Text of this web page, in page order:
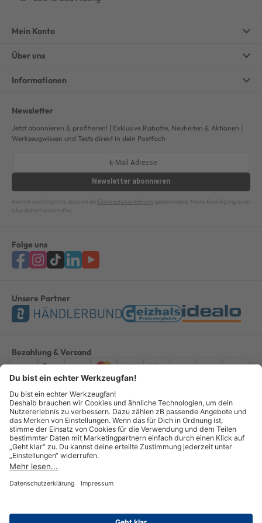
Mein Konto
Über uns
Informationen
Newsletter
Jetzt abonnieren & profitieren! | Exklusive Rabatte, Neuheiten & Aktionen |
Werkzeugwissen und Tests direkt in dein Postfach
Newsletter abonnieren
Hiermit bestätige ich, dass ich die Datenschutzerklärung gelesen habe. Meine Einwilligung kann
ich jederzeit widerrufen.
Folge uns
Unsere Partner
Bezahlung & Versand
ImpressumAGBDatenschutzWiderruf Vertrag widerrufen
Alle Preise verstehen sich inkl. ges. MwSt. *Kostenloser Versand innerhalb
Deutschlands, bei Bestellungen ab 100,00 Euro.
© Copyright 2026 GOTOOLS GmbH - Alle Rechte vorbehalten. powered by
createyourtemplate